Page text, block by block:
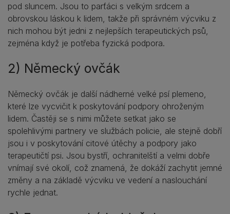
pod sluncem. Jsou to parťáci s velkým srdcem a
obrovskou láskou k lidem, takže při správném výcviku z
nich mohou být jedni z nejlepších terapeutických psů,
zejména když je potřeba fyzická podpora.
2) Německý ovčák
Německý ovčák je další nádherné velké psí plemeno,
které lze vycvičit k poskytování podpory ohroženým
lidem. Častěji se s nimi můžete setkat jako se
spolehlivými partnery ve službách policie, ale stejně dobří
jsou i v poskytování citové útěchy a podpory jako
terapeutičtí psi. Jsou bystří, ochranitelští a velmi dobře
vnímají své okolí, což znamená, že dokáží zachytit jemné
změny a na základě výcviku ve vedení a naslouchání
rychle jednat.